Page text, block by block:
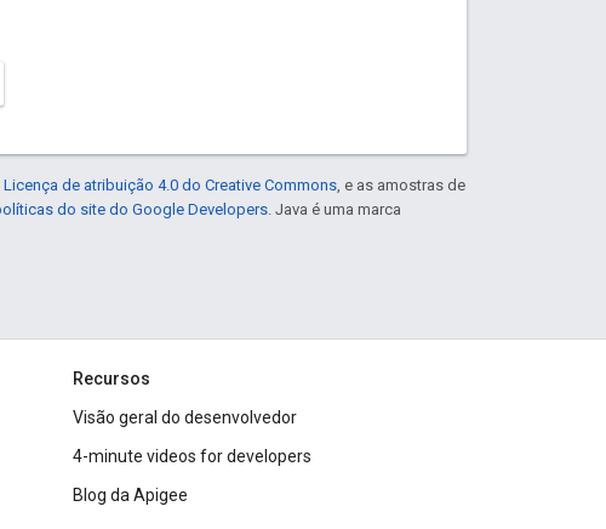
Licença de atribuição 4.0 do Creative Commons, e as amostras de
do site do Google Developers. Java é uma marca
Recursos
Visão geral do desenvolvedor
4-minute videos for developers
Blog da Apigee